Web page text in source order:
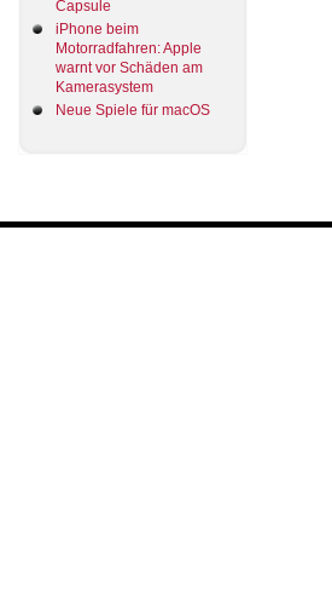
Capsule
iPhone beim
Motorradfahren: Apple
warnt vor Schäden am
Kamerasystem
Neue Spiele für macOS